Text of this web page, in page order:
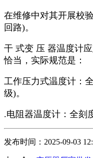
在维修中对其开展校
回路)。
干 式变 压 器温度计
恰当，实际规范是：
工作压力式温度计：
级)。
.电阻器温度计：全刻
发布时间：2025-09-03